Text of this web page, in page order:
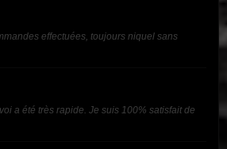
effectuées, toujours niquel sans
a été très rapide. Je suis 100% satisfait de